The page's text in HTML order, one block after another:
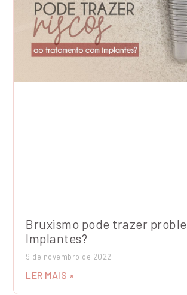
Bruxismo pode trazer
Implantes?
9 de novembro de 2022
LER MAIS »